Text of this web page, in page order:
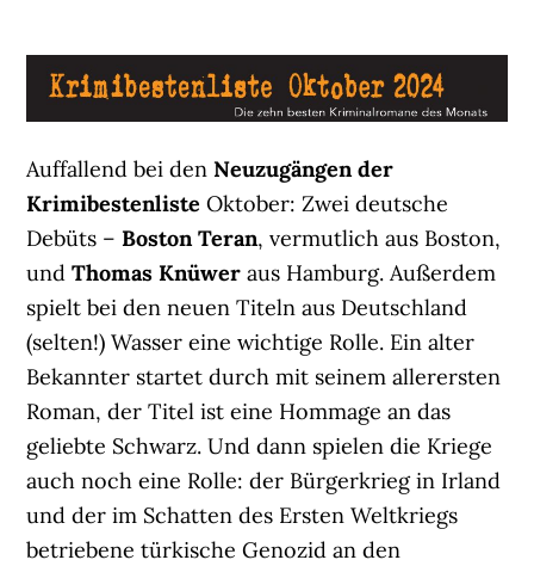
Auffallend bei denNeuzugängen der
Krimibestenliste Oktober: Zwei deutsche
Debüts –Boston Teran, vermutlich aus Boston,
undThomas Knüwer aus Hamburg. Außerdem
spielt bei den neuen Titeln aus Deutschland
(selten!) Wasser eine wichtige Rolle. Ein alter
Bekannter startet durch mit seinem allerersten
Roman, der Titel ist eine Hommage an das
geliebte Schwarz. Und dann spielen die Kriege
auch noch eine Rolle: der Bürgerkrieg in Irland
und der im Schatten des Ersten Weltkriegs
betriebene türkische Genozid an den